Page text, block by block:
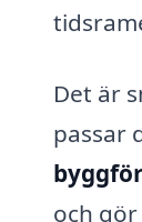
Det är
passar
och